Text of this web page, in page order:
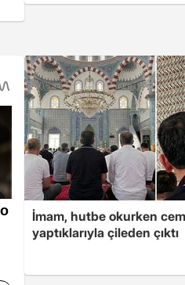
İmam, hutbe okurken
yaptıklarıyla çileden çıktı